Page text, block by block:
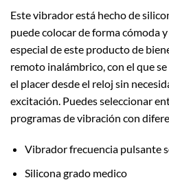
Este vibrador está hecho de
puede colocar de forma cómoda
especial de este producto de
remoto inalámbrico, con el que
el placer desde el reloj sin
excitación. Puedes seleccionar
programas de vibración con
Vibrador frecuencia pulsante
Silicona grado medico